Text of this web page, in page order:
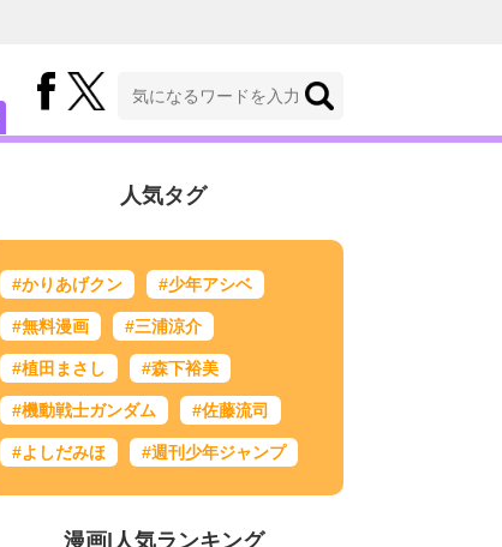
人気タグ
#かりあげクン #少年アシベ
#無料漫画 #三浦涼介
#植田まさし #森下裕美
#機動戦士ガンダム #佐藤流司
#よしだみほ #週刊少年ジャンプ
漫画| 人気ランキング